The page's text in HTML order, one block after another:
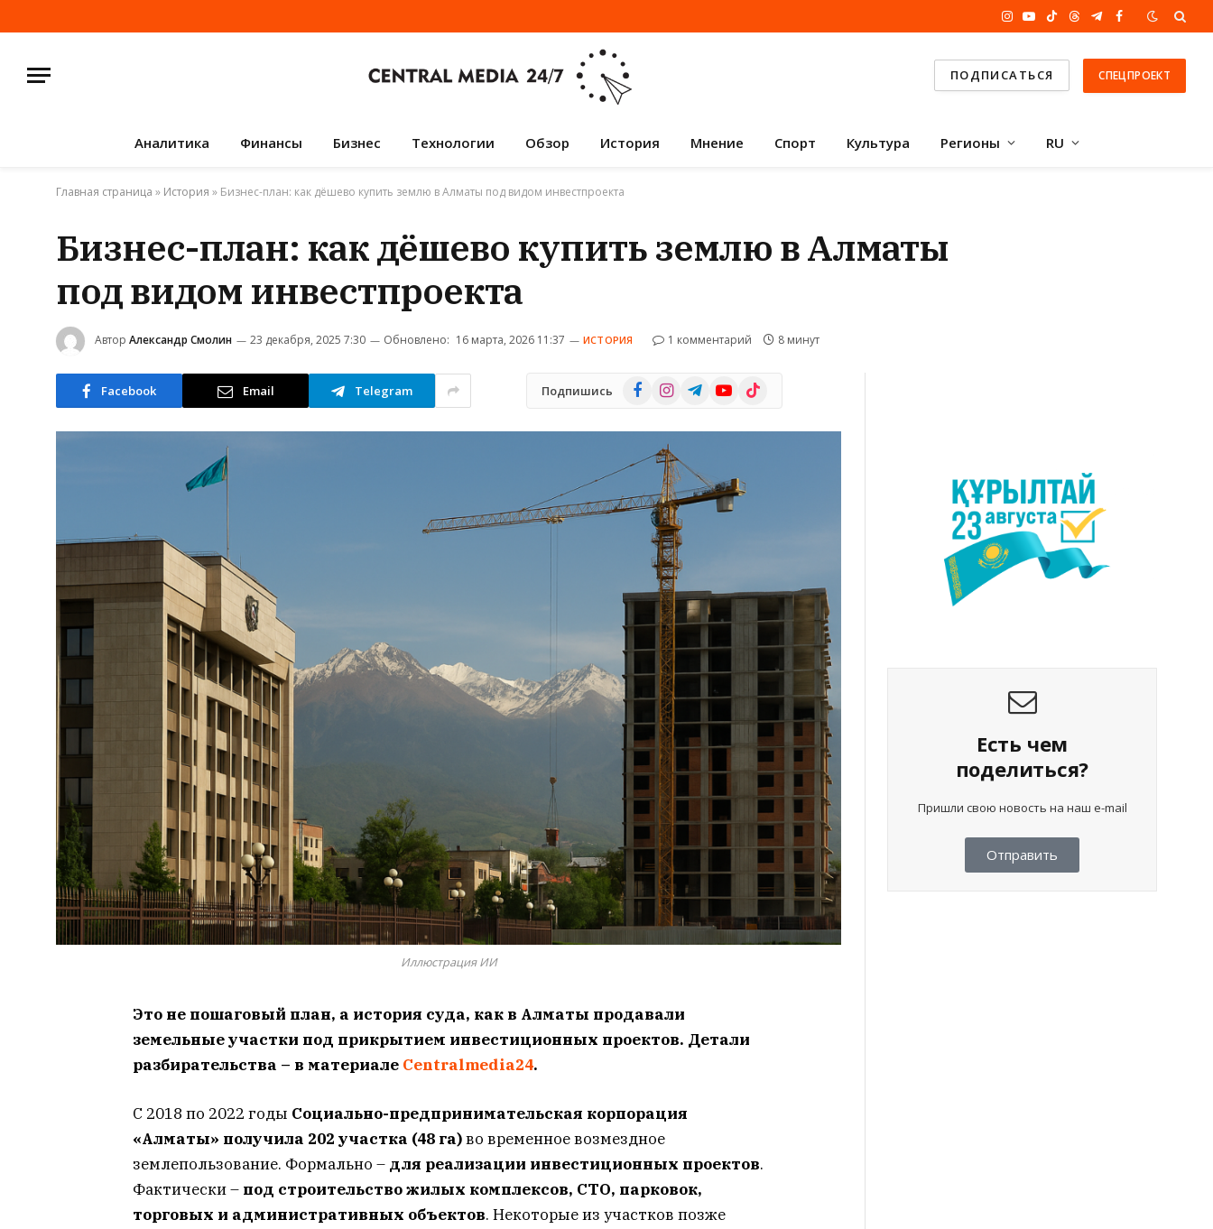
Instagram
YouTube
TikTokThreadsTelegram
Facebook
ПОДПИСАТЬСЯ СПЕЦПРОЕКТ
Аналитика Финансы Бизнес Технологии Обзор История Мнение Спорт Культура Регионы RU
Главная страница » История » Бизнес-план: как дёшево купить землю в Алматы под видом инвестпроекта
Бизнес-план: как дёшево купить землю в Алматы
под видом инвестпроекта
Автор Александр Смолин 23 декабря, 2025 7:30 Обновлено: 16 марта, 2026 11:37 ИСТОРИЯ 1 комментарий 8 минут
Facebook Email Telegram Подпишись FacebookInstagramTelegramYouTube
TikTok
Иллюстрация ИИ
Это не пошаговый план, а история суда, как в Алматы продавали
земельные участки под прикрытием инвестиционных проектов. Детали
разбирательства – в материале Centralmedia24.
С 2018 по 2022 годы Социально-предпринимательская корпорация
«Алматы» получила 202 участка (48 га)во временное возмездное
землепользование. Формально – для реализации инвестиционных проектов.
Фактически – под строительство жилых комплексов, СТО, парковок,
торговых и административных объектов. Некоторые из участков позже
Есть чем
поделиться?
Пришли свою новость на наш e-mail
Отправить